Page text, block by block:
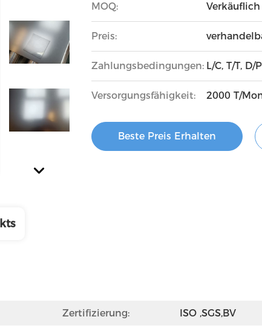
MOQ: Verkäuflich
Preis:
Zahlungsbedingungen: L/C, T/T,
Versorgungsfähigkeit: 2000 T/
Beste Preis Erhalten
Zertifizierung: ISO ,SGS,BV